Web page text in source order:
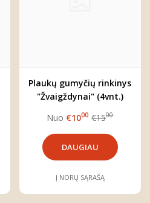
Plaukų gumyčių rinkinys
"Žvaigždynai" (4vnt.)
Nuo €1000 €1500
DAUGIAU
Į NORŲ SĄRAŠĄ